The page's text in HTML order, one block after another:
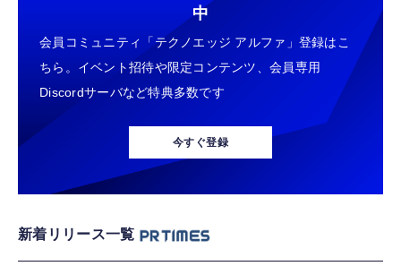
中
会員コミュニティ「テクノエッジ アルファ」登録はこ
ちら。イベント招待や限定コンテンツ、会員専用
Discordサーバなど特典多数です
今すぐ登録
新着リリース一覧